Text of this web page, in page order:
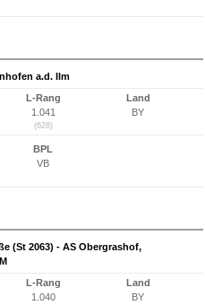
a.d. Ilm
L-Rang
1.041
(628)
Land
BY
BPL
VB
(St 2063) - AS Obergrashof,
L-Rang
1.040
Land
BY